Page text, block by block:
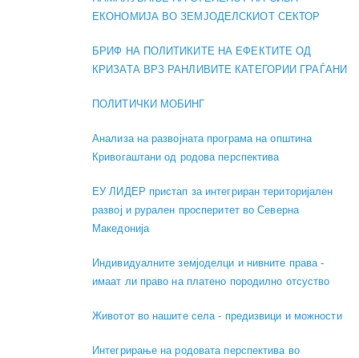
ЕКОНОМИЈА ВО ЗЕМЈОДЕЛСКИОТ СЕКТОР
БРИФ НА ПОЛИТИКИТЕ НА ЕФЕКТИТЕ ОД
КРИЗАТА ВРЗ РАНЛИВИТЕ КАТЕГОРИИ ГРАЃАНИ
ПОЛИТИЧКИ МОБИНГ
Анализа на развојната програма на општина
Кривогаштани од родова перспектива
ЕУ ЛИДЕР пристап за интегриран територијален
развој и рурален просперитет во Северна
Македонија
Индивидуалните земјоделци и нивните права -
имаат ли право на платено породилно отсуство
Животот во нашите села - предизвици и можности
Интегрирање на родовата перспектива во